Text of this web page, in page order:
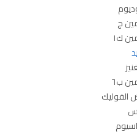
ج
ك١
ب٦